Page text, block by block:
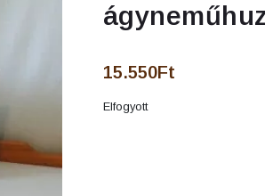
15.550Ft
Elfogyott